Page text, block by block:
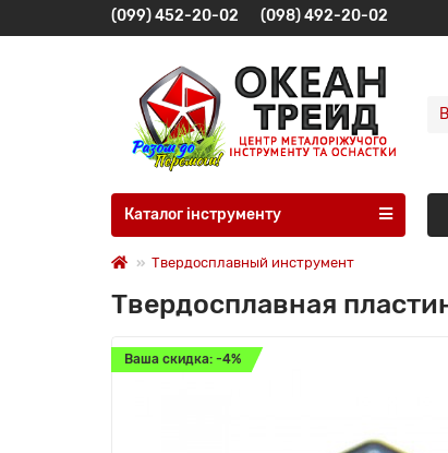
(099) 452-20-02 (098) 492-20-02
Каталог інструменту
Твердосплавный инструмент
Твердосплавная
Ваша скидка: -4%